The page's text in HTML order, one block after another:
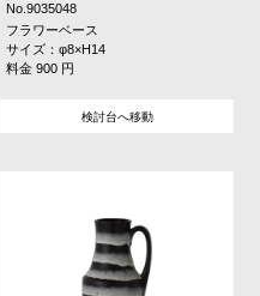
No.9035048
フラワーベース
サイズ：φ8×H14
料金 900 円
検討台へ移動